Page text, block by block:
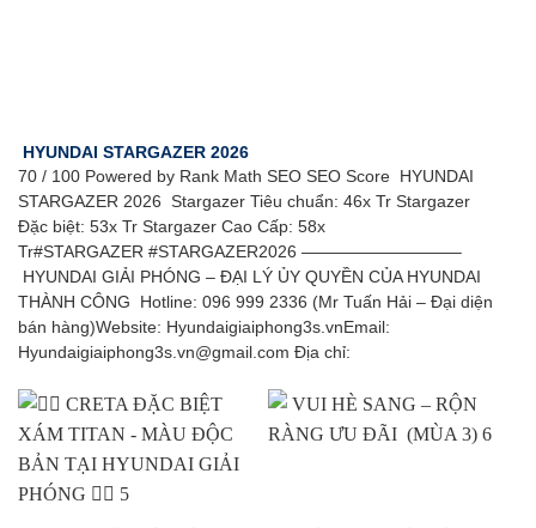
HYUNDAI STARGAZER 2026
70 / 100 Powered by Rank Math SEO SEO Score HYUNDAI
STARGAZER 2026 Stargazer Tiêu chuẩn: 46x Tr Stargazer
Đặc biệt: 53x Tr Stargazer Cao Cấp: 58x
Tr#STARGAZER #STARGAZER2026 —————————–
HYUNDAI GIẢI PHÓNG – ĐẠI LÝ ỦY QUYỀN CỦA HYUNDAI
THÀNH CÔNG Hotline: 096 999 2336 (Mr Tuấn Hải – Đại diện
bán hàng)Website: Hyundaigiaiphong3s.vnEmail:
Hyundaigiaiphong3s.vn@gmail.com Địa chỉ: